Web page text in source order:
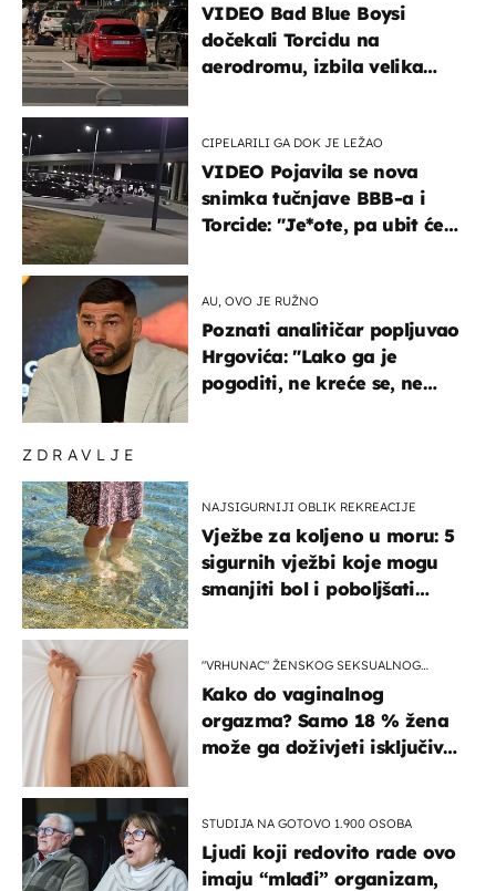
ZDRAVLJE
NAJSIGURNIJI OBLIK REKREACIJE
Vježbe za koljeno u moru: 5
sigurnih vježbi koje mogu
smanjiti bol i poboljšati
"VRHUNAC" ŽENSKOG SEKSUALNOG
Kako do vaginalnog
orgazma? Samo 18 % žena
može ga doživjeti isključivo
STUDIJA NA GOTOVO 1.900 OSOBA
Ljudi koji redovito rade ovo
imaju “mlađi” organizam,
VIDEO Bad Blue Boysi
dočekali Torcidu na
aerodromu, izbila velika
CIPELARILI GA DOK JE LEŽAO
VIDEO Pojavila se nova
snimka tučnjave BBB-a i
Torcide: "Je*ote, pa ubit će
AU, OVO JE RUŽNO
Poznati analitičar popljuvao
Hrgovića: "Lako ga je
pogoditi, ne kreće se, ne